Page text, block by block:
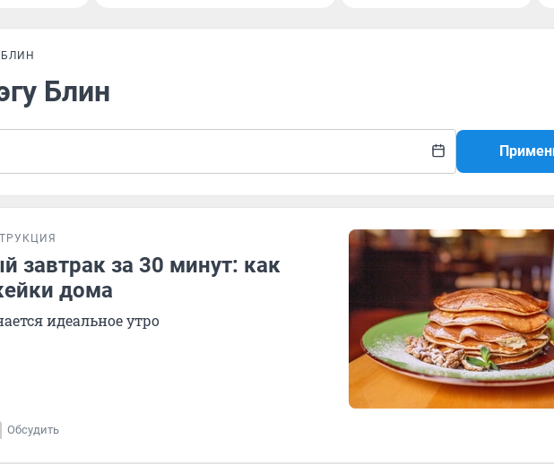
БЛИН
Блин
завтрак за 30 минут: как
дома
идеальное утро
Обсудить